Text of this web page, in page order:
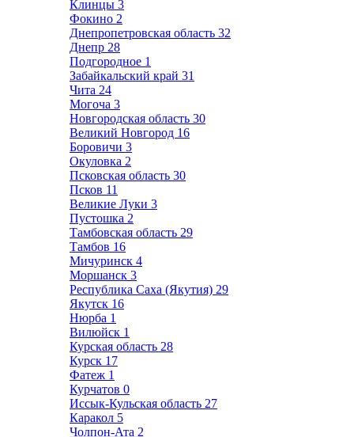
Клинцы 3
Фокино 2
Днепропетровская область 32
Днепр 28
Подгородное 1
Забайкальский край 31
Чита 24
Могоча 3
Новгородская область 30
Великий Новгород 16
Боровичи 3
Окуловка 2
Псковская область 30
Псков 11
Великие Луки 3
Пустошка 2
Тамбовская область 29
Тамбов 16
Мичуринск 4
Моршанск 3
Республика Саха (Якутия) 29
Якутск 16
Нюрба 1
Вилюйск 1
Курская область 28
Курск 17
Фатеж 1
Курчатов 0
Иссык-Кульская область 27
Каракол 5
Чолпон-Ата 2